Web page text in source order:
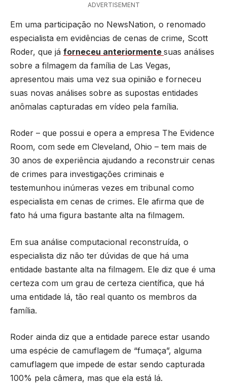
ADVERTISEMENT
Em uma participação no NewsNation, o renomado
especialista em evidências de cenas de crime, Scott
Roder, que já forneceu anteriormente suas análises
sobre a filmagem da família de Las Vegas,
apresentou mais uma vez sua opinião e forneceu
suas novas análises sobre as supostas entidades
anômalas capturadas em vídeo pela família.
Roder – que possui e opera a empresa The Evidence
Room, com sede em Cleveland, Ohio – tem mais de
30 anos de experiência ajudando a reconstruir cenas
de crimes para investigações criminais e
testemunhou inúmeras vezes em tribunal como
especialista em cenas de crimes. Ele afirma que de
fato há uma figura bastante alta na filmagem.
Em sua análise computacional reconstruída, o
especialista diz não ter dúvidas de que há uma
entidade bastante alta na filmagem. Ele diz que é uma
certeza com um grau de certeza científica, que há
uma entidade lá, tão real quanto os membros da
família.
Roder ainda diz que a entidade parece estar usando
uma espécie de camuflagem de “fumaça”, alguma
camuflagem que impede de estar sendo capturada
100% pela câmera, mas que ela está lá.